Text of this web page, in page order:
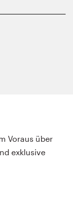
Voraus über
exklusive